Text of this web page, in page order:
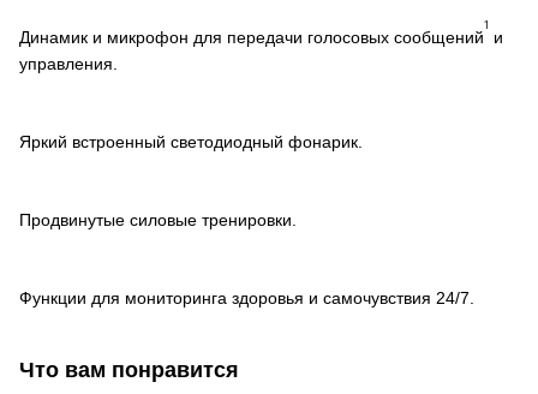
Динамик и микрофон для передачи голосовых сообщений
1
и
управления.
Яркий встроенный светодиодный фонарик.
Продвинутые силовые тренировки.
Функции для мониторинга здоровья и самочувствия 24/7.
Что вам понравится